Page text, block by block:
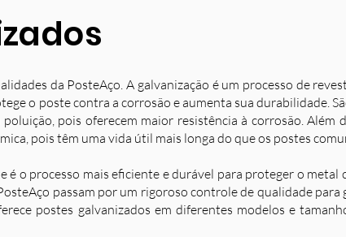
da PosteAço. A galvanização é um processo de
o poste contra a corrosão e aumenta sua durabilidade. S
pois oferecem maior resistência à corrosão. Além
pois têm uma vida útil mais longa do que os postes
é o processo mais eficiente e durável para proteger o metal
passam por um rigoroso controle de qualidade para
postes galvanizados em diferentes modelos e